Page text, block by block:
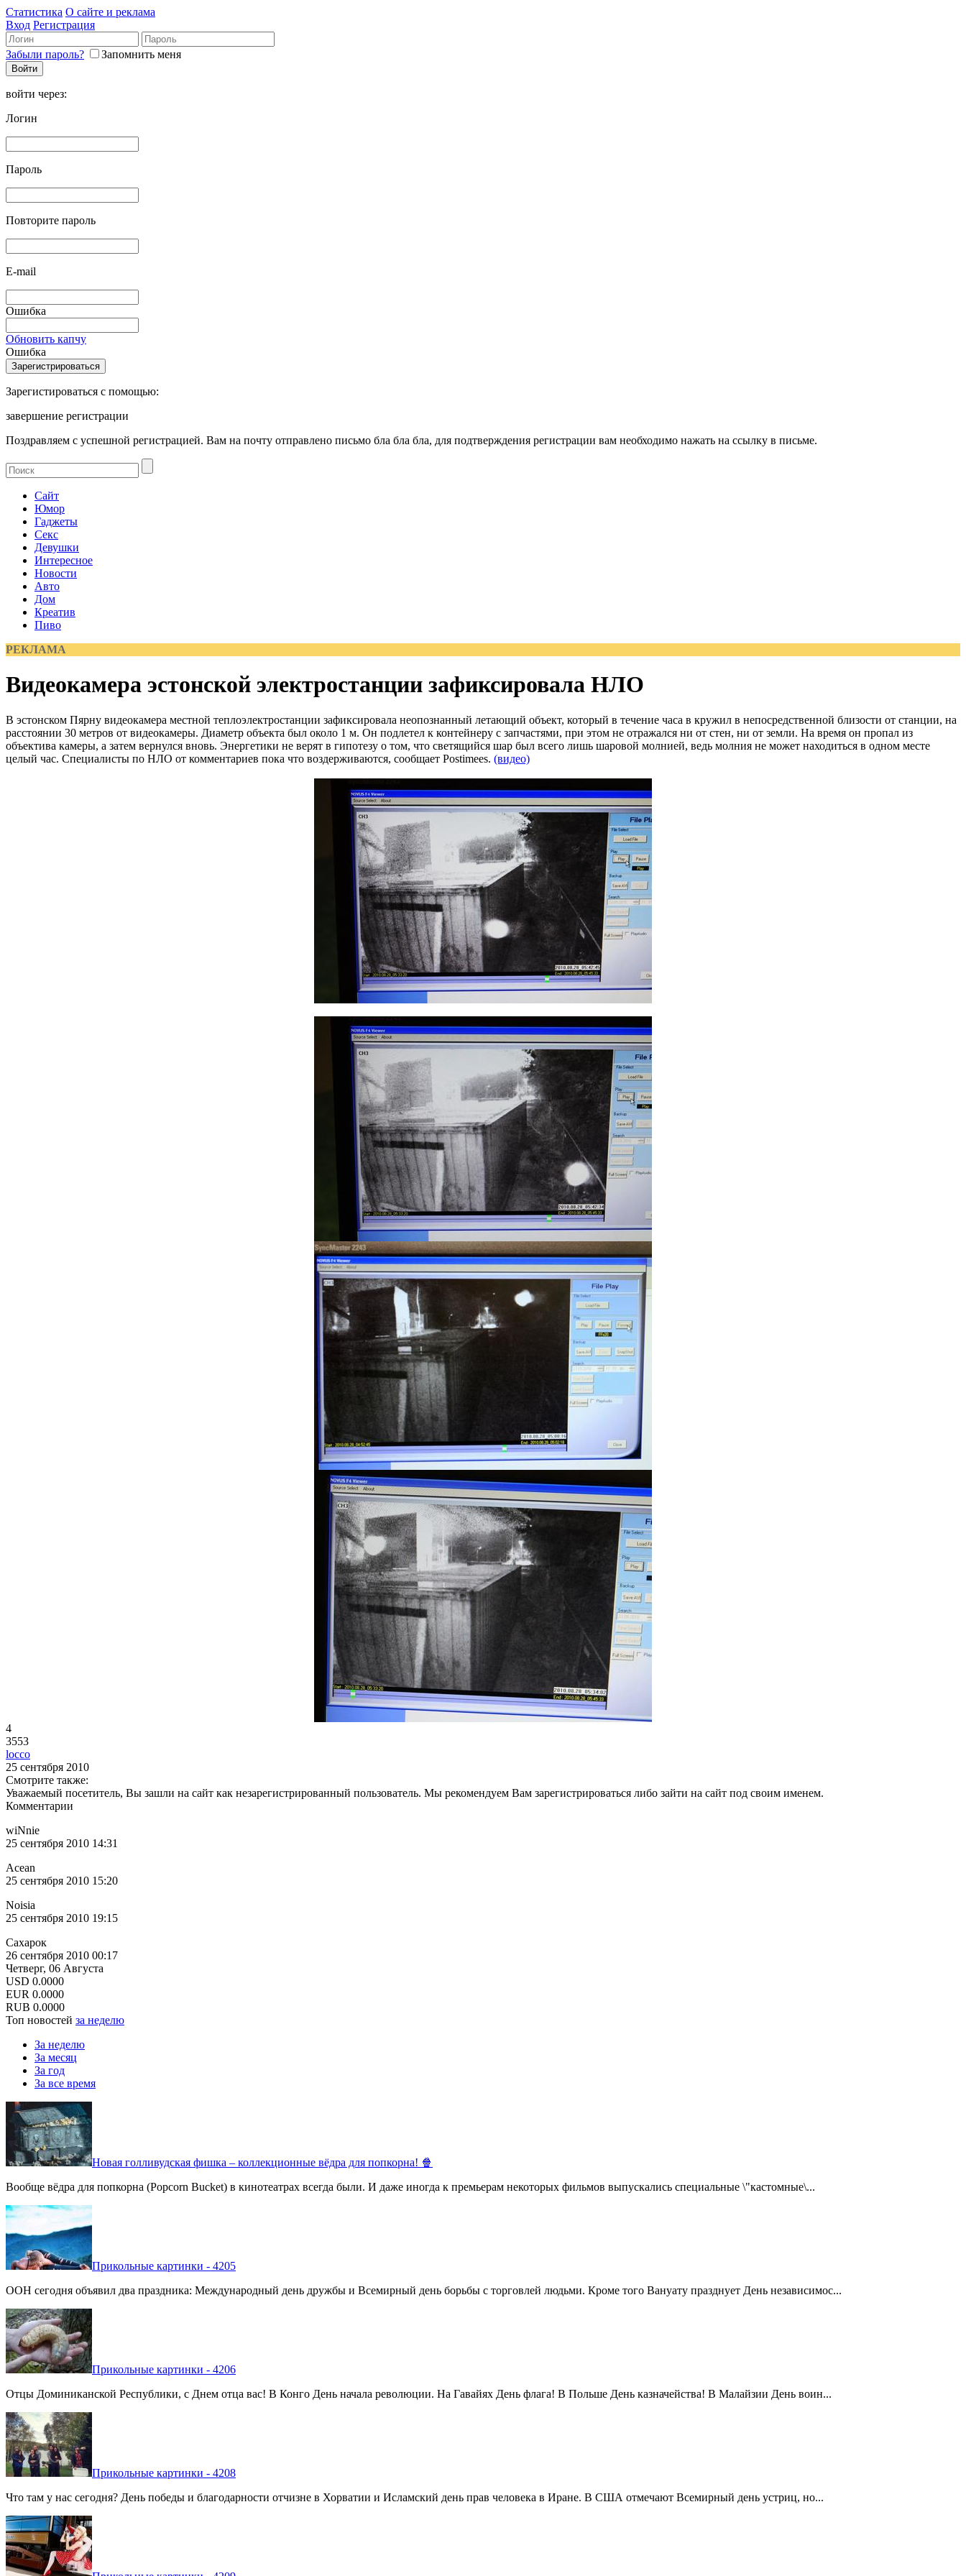
Статистика О сайте и реклама
Вход Регистрация
Забыли пароль? Запомнить меня
войти через:
Логин
Пароль
Повторите пароль
E-mail
Ошибка
Обновить капчу
Ошибка
Зарегистироваться с помощью:
завершение регистрации
Поздравляем с успешной регистрацией. Вам на почту отправлено письмо бла бла бла, для подтверждения регистрации вам необходимо нажать на ссылку в письме.
Сайт
Юмор
Гаджеты
Секс
Девушки
Интересное
Новости
Авто
Дом
Креатив
Пиво
РЕКЛАМА
Видеокамера эстонской электростанции зафиксировала НЛО
В эстонском Пярну видеокамера местной теплоэлектростанции зафиксировала неопознанный летающий объект, который в течение часа в кружил в непосредственной близости от станции, на
расстоянии 30 метров от видеокамеры. Диаметр объекта был около 1 м. Он подлетел к контейнеру с запчастями, при этом не отражался ни от стен, ни от земли. На время он пропал из
объектива камеры, а затем вернулся вновь. Энергетики не верят в гипотезу о том, что светящийся шар был всего лишь шаровой молнией, ведь молния не может находиться в одном месте
целый час. Специалисты по НЛО от комментариев пока что воздерживаются, сообщает Postimees. (видео)
4
3553
locco
25 сентября 2010
Смотрите также:
Уважаемый посетитель, Вы зашли на сайт как незарегистрированный пользователь. Мы рекомендуем Вам зарегистрироваться либо зайти на сайт под своим именем.
Комментарии
wiNnie
25 сентября 2010 14:31
Acean
25 сентября 2010 15:20
Noisia
25 сентября 2010 19:15
Сахарок
26 сентября 2010 00:17
Четверг, 06 Августа
USD 0.0000
EUR 0.0000
RUB 0.0000
Топ новостей за неделю
За неделю
За месяц
За год
За все время
Новая голливудская фишка – коллекционные вёдра для попкорна! 🍿
Вообще вёдра для попкорна (Popcorn Bucket) в кинотеатрах всегда были. И даже иногда к премьерам некоторых фильмов выпускались специальные \"кастомные\...
Прикольные картинки - 4205
ООН сегодня объявил два праздника: Международный день дружбы и Всемирный день борьбы с торговлей людьми. Кроме того Вануату празднует День независимос...
Прикольные картинки - 4206
Отцы Доминиканской Республики, с Днем отца вас! В Конго День начала революции. На Гавайях День флага! В Польше День казначейства! В Малайзии День воин...
Прикольные картинки - 4208
Что там у нас сегодня? День победы и благодарности отчизне в Хорватии и Исламский день прав человека в Иране. В США отмечают Всемирный день устриц, но...